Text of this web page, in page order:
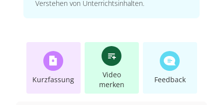
Verstehen von Unterrichtsinhalten.
Kurzfassung
Video
merken
Feedback